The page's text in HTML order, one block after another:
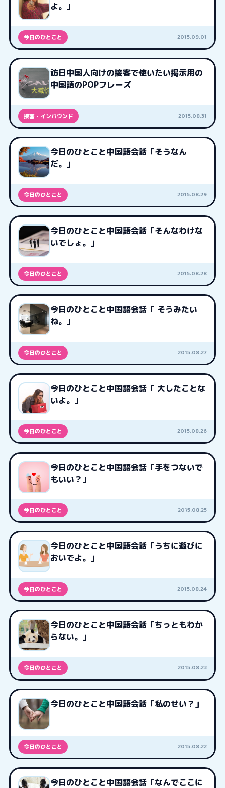
よ。」
今日のひとこと 2015.09.01
訪日中国人向けの接客で使いたい掲示用の
中国語のPOPフレーズ
接客・インバウンド 2015.08.31
今日のひとこと中国語会話「そうなん
だ。」
今日のひとこと 2015.08.29
今日のひとこと中国語会話「そんなわけな
いでしょ。」
今日のひとこと 2015.08.28
今日のひとこと中国語会話「 そうみたい
ね。」
今日のひとこと 2015.08.27
今日のひとこと中国語会話「 大したことな
いよ。」
今日のひとこと 2015.08.26
今日のひとこと中国語会話「手をつないで
もいい？」
今日のひとこと 2015.08.25
今日のひとこと中国語会話「うちに遊びに
おいでよ。」
今日のひとこと 2015.08.24
今日のひとこと中国語会話「ちっともわか
らない。」
今日のひとこと 2015.08.23
今日のひとこと中国語会話「私のせい？」
今日のひとこと 2015.08.22
今日のひとこと中国語会話「なんでここに